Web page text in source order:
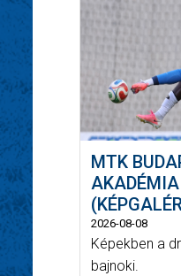
MTK
2026-08-08
Képekben a
bajnoki.